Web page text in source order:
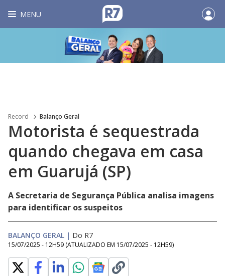
MENU
Record Balanço Geral
Motorista é sequestrada
quando chegava em casa
em Guarujá (SP)
A Secretaria de Segurança Pública analisa imagens
para identificar os suspeitos
BALANÇO GERAL | Do R7
15/07/2025 - 12H59 (ATUALIZADO EM 15/07/2025 - 12H59)